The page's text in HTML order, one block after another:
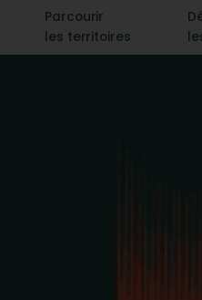
Parcourir
les territoires